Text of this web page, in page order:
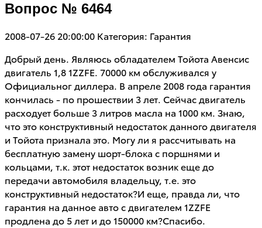
Вопрос № 6464
2008-07-26 20:00:00 Категория: Гарантия
Добрый день. Являюсь обладателем Тойота Авенсис
двигатель 1,8 1ZZFE. 70000 км обслуживался у
Официальног диллера. В апреле 2008 года гарантия
кончилась - по прошествии 3 лет. Сейчас двигатель
расходует больше 3 литров масла на 1000 км. Знаю,
что это конструктивный недостаток данного двигателя
и Тойота признала это. Могу ли я рассчитывать на
бесплатную замену шорт-блока с поршнями и
кольцами, т.к. этот недостаток возник еще до
передачи автомобиля владельцу, т.е. это
конструктивный недостаток?И еще, правда ли, что
гарантия на данное авто с двигателем 1ZZFE
продлена до 5 лет и до 150000 км?Спасибо.